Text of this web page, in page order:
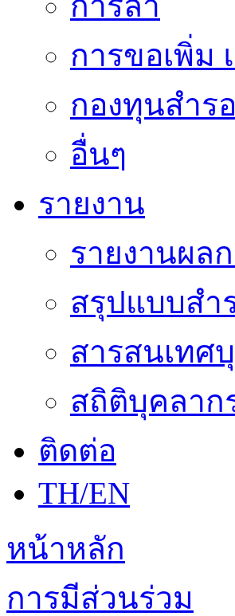
การขอเพิ่ม
กองทุนสำร
อื่นๆ
รายงาน
รายงานผล
สรุปแบบสำ
สารสนเทศ
สถิติบุคลาก
ติดต่อ
TH/EN
หน้าหลัก
การมีส่วนร่วม